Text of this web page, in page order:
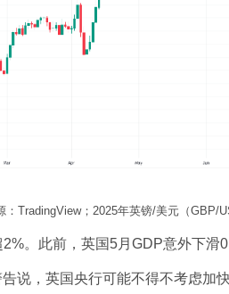
：TradingView；2025年英镑/美元（GBP/
。此前，英国5月GDP意外下滑
说，英国央行可能不得不考虑加快